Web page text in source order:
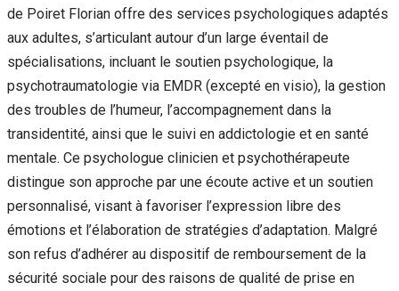
de Poiret Florian offre des services psychologiques adaptés
aux adultes, s’articulant autour d’un large éventail de
spécialisations, incluant le soutien psychologique, la
psychotraumatologie via EMDR (excepté en visio), la gestion
des troubles de l’humeur, l’accompagnement dans la
transidentité, ainsi que le suivi en addictologie et en santé
mentale. Ce psychologue clinicien et psychothérapeute
distingue son approche par une écoute active et un soutien
personnalisé, visant à favoriser l’expression libre des
émotions et l’élaboration de stratégies d’adaptation. Malgré
son refus d’adhérer au dispositif de remboursement de la
sécurité sociale pour des raisons de qualité de prise en